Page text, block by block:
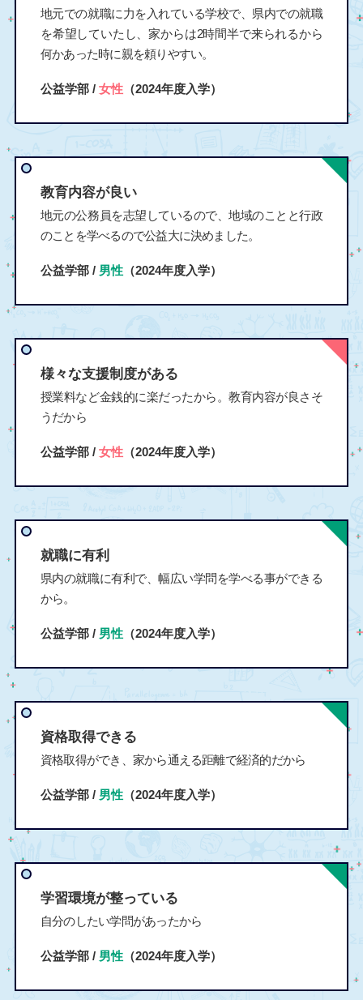
地元での就職に力を入れている学校で、県内での就職
を希望していたし、家からは2時間半で来られるから
何かあった時に親を頼りやすい。
公益学部 / 女性（2024年度入学）
教育内容が良い
地元の公務員を志望しているので、地域のことと行政
のことを学べるので公益大に決めました。
公益学部 / 男性（2024年度入学）
様々な支援制度がある
授業料など金銭的に楽だったから。教育内容が良さそ
うだから
公益学部 / 女性（2024年度入学）
就職に有利
県内の就職に有利で、幅広い学問を学べる事ができる
から。
公益学部 / 男性（2024年度入学）
資格取得できる
資格取得ができ、家から通える距離で経済的だから
公益学部 / 男性（2024年度入学）
学習環境が整っている
自分のしたい学問があったから
公益学部 / 男性（2024年度入学）